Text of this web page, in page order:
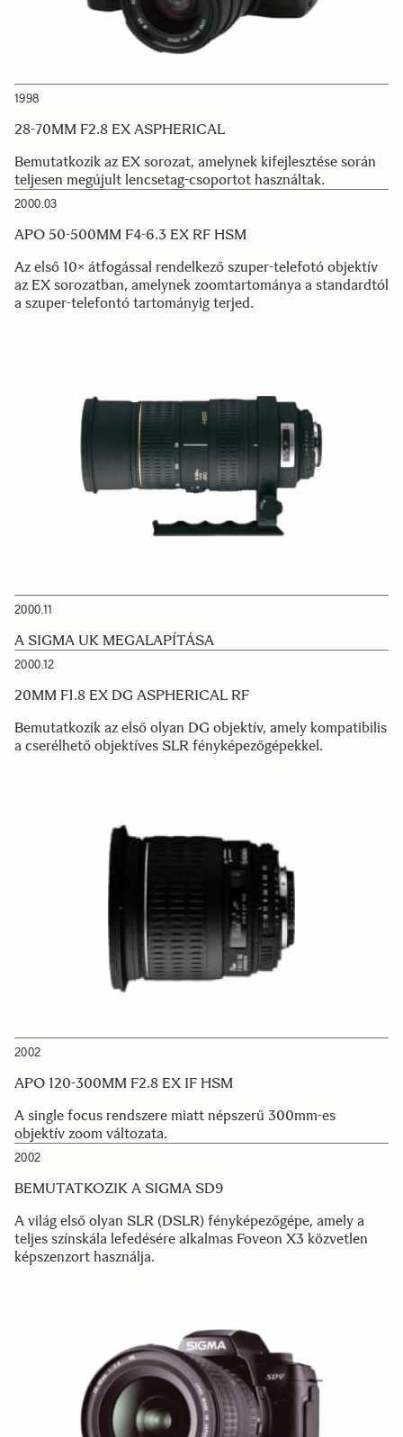
1998
28-70MM F2.8 EX ASPHERICAL
Bemutatkozik az EX sorozat, amelynek kifejlesztése során
teljesen megújult lencsetag-csoportot használtak.
2000.03
APO 50-500MM F4-6.3 EX RF HSM
Az első 10× átfogással rendelkező szuper-telefotó objektív
az EX sorozatban, amelynek zoomtartománya a standardtól
a szuper-telefontó tartományig terjed.
2000.11
A SIGMA UK MEGALAPÍTÁSA
2000.12
20MM F1.8 EX DG ASPHERICAL RF
Bemutatkozik az első olyan DG objektív, amely kompatibilis
a cserélhető objektíves SLR fényképezőgépekkel.
2002
APO 120-300MM F2.8 EX IF HSM
A single focus rendszere miatt népszerű 300mm-es
objektív zoom változata.
2002
BEMUTATKOZIK A SIGMA SD9
A világ első olyan SLR (DSLR) fényképezőgépe, amely a
teljes színskála lefedésére alkalmas Foveon X3 közvetlen
képszenzort használja.